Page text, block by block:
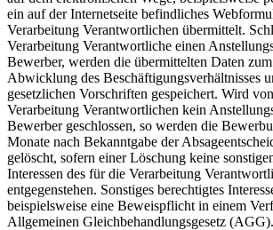
ein auf der Internetseite befindliches
Verarbeitung Verantwortlichen übermittelt.
Verarbeitung Verantwortliche einen
Bewerber, werden die übermittelten Daten
Abwicklung des Beschäftigungsverhältnisses
gesetzlichen Vorschriften gespeichert. Wird
Verarbeitung Verantwortlichen kein
Bewerber geschlossen, so werden die
Monate nach Bekanntgabe der
gelöscht, sofern einer Löschung keine
Interessen des für die Verarbeitung
entgegenstehen. Sonstiges berechtigtes
beispielsweise eine Beweispflicht in einem
Allgemeinen Gleichbehandlungsgesetz (AGG).